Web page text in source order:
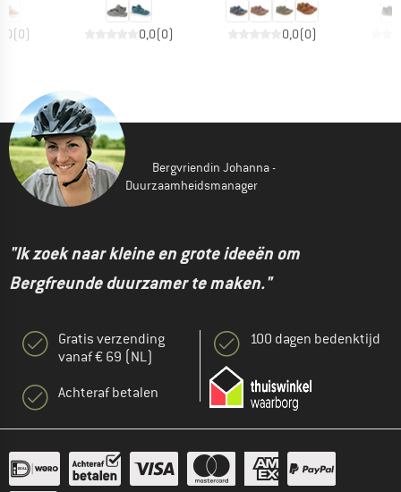
(0) 0,0(0) 0,0(0)
Bergvriendin Johanna -
Duurzaamheidsmanager
"Ik zoek naar kleine en grote ideeën om
Bergfreunde duurzamer te maken."
Gratis verzending
vanaf € 69 (NL)
Achteraf betalen
100 dagen bedenktijd